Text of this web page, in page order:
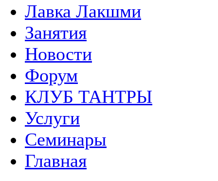
Лавка Лакшми
Занятия
Новости
Форум
КЛУБ ТАНТРЫ
Услуги
Семинары
Главная